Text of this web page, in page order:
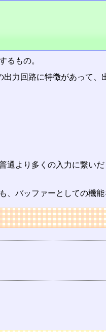
るもの。
出力回路に特徴があって
通より多くの入力に繋い
、バッファーとしての機